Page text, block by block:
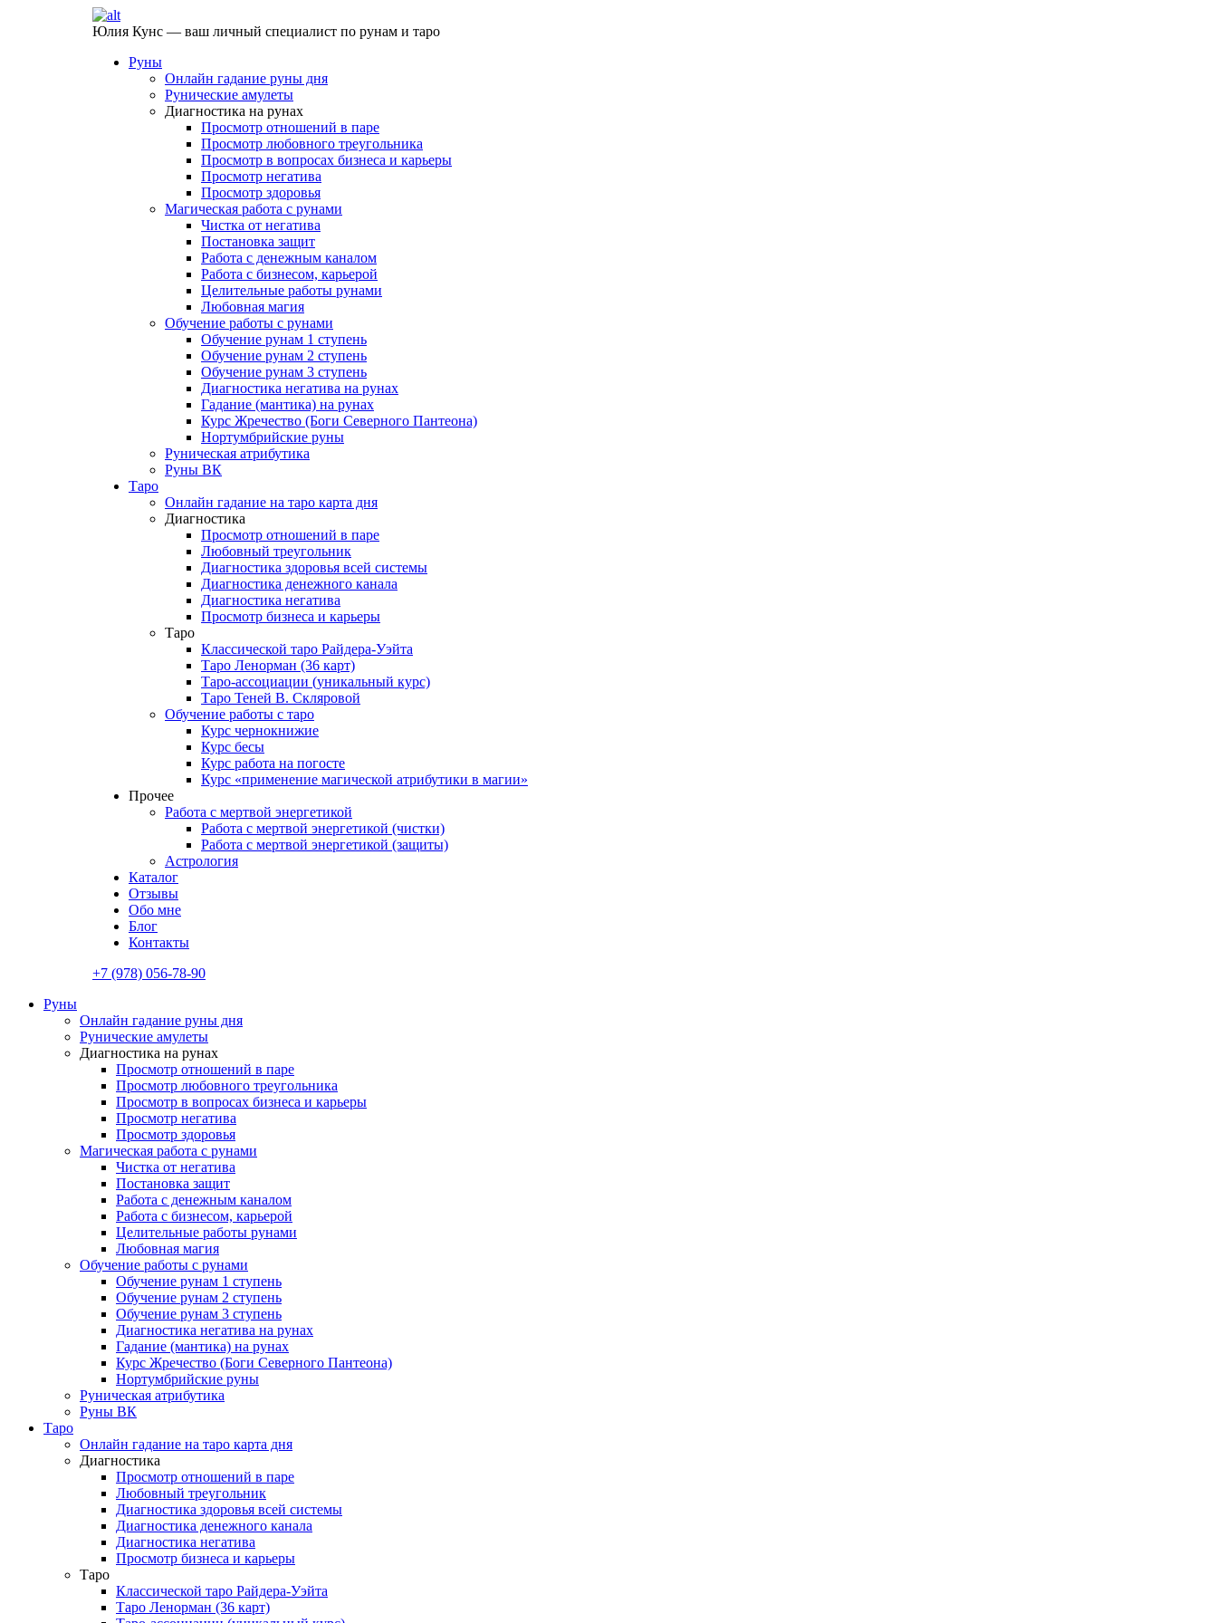
Юлия Кунс — ваш личный специалист по рунам и таро
Руны
Онлайн гадание руны дня
Рунические амулеты
Диагностика на рунах
Просмотр отношений в паре
Просмотр любовного треугольника
Просмотр в вопросах бизнеса и карьеры
Просмотр негатива
Просмотр здоровья
Магическая работа с рунами
Чистка от негатива
Постановка защит
Работа с денежным каналом
Работа с бизнесом, карьерой
Целительные работы рунами
Любовная магия
Обучение работы с рунами
Обучение рунам 1 ступень
Обучение рунам 2 ступень
Обучение рунам 3 ступень
Диагностика негатива на рунах
Гадание (мантика) на рунах
Курс Жречество (Боги Северного Пантеона)
Нортумбрийские руны
Руническая атрибутика
Руны ВК
Таро
Онлайн гадание на таро карта дня
Диагностика
Просмотр отношений в паре
Любовный треугольник
Диагностика здоровья всей системы
Диагностика денежного канала
Диагностика негатива
Просмотр бизнеса и карьеры
Таро
Классической таро Райдера-Уэйта
Таро Ленорман (36 карт)
Таро-ассоциации (уникальный курс)
Таро Теней В. Скляровой
Обучение работы с таро
Курс чернокнижие
Курс бесы
Курс работа на погосте
Курс «применение магической атрибутики в магии»
Прочее
Работа с мертвой энергетикой
Работа с мертвой энергетикой (чистки)
Работа с мертвой энергетикой (защиты)
Астрология
Каталог
Отзывы
Обо мне
Блог
Контакты
+7 (978) 056-78-90
Руны
Онлайн гадание руны дня
Рунические амулеты
Диагностика на рунах
Просмотр отношений в паре
Просмотр любовного треугольника
Просмотр в вопросах бизнеса и карьеры
Просмотр негатива
Просмотр здоровья
Магическая работа с рунами
Чистка от негатива
Постановка защит
Работа с денежным каналом
Работа с бизнесом, карьерой
Целительные работы рунами
Любовная магия
Обучение работы с рунами
Обучение рунам 1 ступень
Обучение рунам 2 ступень
Обучение рунам 3 ступень
Диагностика негатива на рунах
Гадание (мантика) на рунах
Курс Жречество (Боги Северного Пантеона)
Нортумбрийские руны
Руническая атрибутика
Руны ВК
Таро
Онлайн гадание на таро карта дня
Диагностика
Просмотр отношений в паре
Любовный треугольник
Диагностика здоровья всей системы
Диагностика денежного канала
Диагностика негатива
Просмотр бизнеса и карьеры
Таро
Классической таро Райдера-Уэйта
Таро Ленорман (36 карт)